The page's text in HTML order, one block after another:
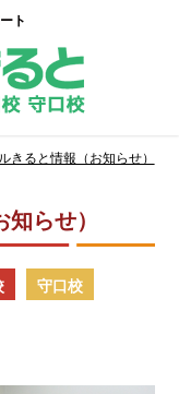
ト
きると情報（お知らせ）
らせ）
守口校